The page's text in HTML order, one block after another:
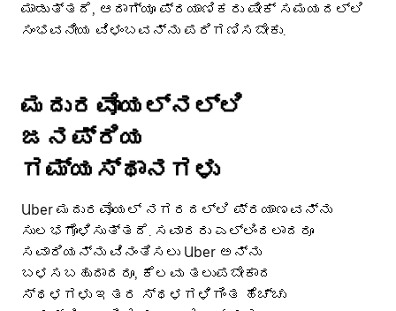
ಮಾಡುತ್ತದೆ, ಆದಾಗ್ಯೂ ಪ್ರಯಾಣಿಕರು ಪೀಕ್ ಸಮಯದಲ್ಲಿ
ಸಂಭವನೀಯ ವಿಳಂಬವನ್ನು ಪರಿಗಣಿಸಬೇಕು.
ಮದುರವೊಯಲ್ನಲ್ಲಿ
ಜನಪ್ರಿಯ
ಗಮ್ಯಸ್ಥಾನಗಳು
Uber ಮದುರವೊಯಲ್ ನಗರದಲ್ಲಿ ಪ್ರಯಾಣವನ್ನು
ಸುಲಭಗೊಳಿಸುತ್ತದೆ. ಸವಾರರು ಎಲ್ಲಿಂದಲಾದರೂ
ಸವಾರಿಯನ್ನು ವಿನಂತಿಸಲು Uber ಅನ್ನು
ಬಳಸಬಹುದಾದರೂ, ಕೆಲವು ತಲುಪಬೇಕಾದ
ಸ್ಥಳಗಳು ಇತರ ಸ್ಥಳಗಳಿಗಿಂತ ಹೆಚ್ಚು